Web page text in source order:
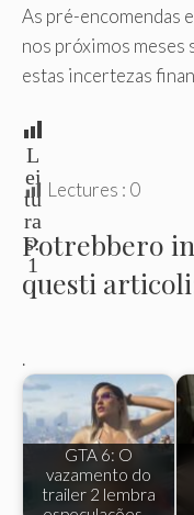
As pré-encomendas
nos próximos meses
estas incertezas
L
ei
tu
ra
s:
1
Lectures : 0
Potrebbero
questi
.
GTA 6: O
vazamento do
trailer 2 lembra